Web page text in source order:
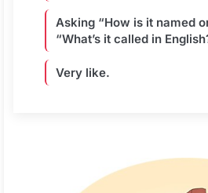
Asking “How is it named
“What’s it called in
Very like.